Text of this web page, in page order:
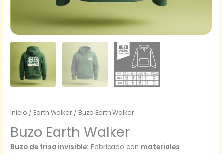
Inicio /Earth Walker / Buzo Earth Walker
Buzo Earth Walker
Buzo de frisa invisible: Fabricado con materiales